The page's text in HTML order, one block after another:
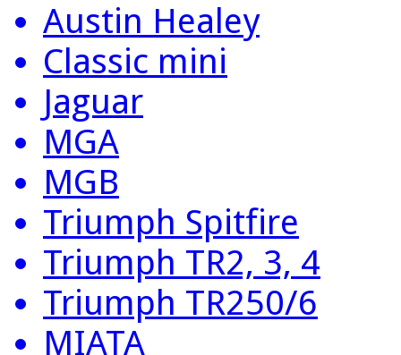
Austin Healey
Classic mini
Jaguar
MGA
MGB
Triumph Spitfire
Triumph TR2, 3, 4
Triumph TR250/6
MIATA